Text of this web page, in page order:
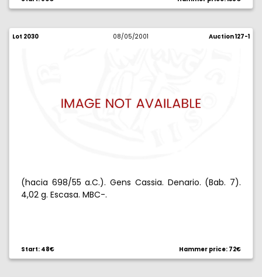
Lot 2030 08/05/2001 Auction 127-1
(hacia 698/55 a.C.). Gens Cassia. Denario. (Bab. 7).
4,02 g. Escasa. MBC-.
Start: 48€ Hammer price: 72€